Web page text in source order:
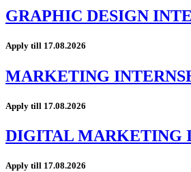
GRAPHIC DESIGN
Apply till 17.08.2026
MARKETING
Apply till 17.08.2026
DIGITAL MARKETING
Apply till 17.08.2026